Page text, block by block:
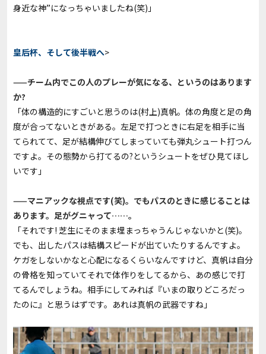
身近な神”になっちゃいましたね(笑)」
皇后杯、そして後半戦へ>
——チーム内でこの人のプレーが気になる、というのはあります
か?
「体の構造的にすごいと思うのは(村上)真帆。体の角度と足の角
度が合ってないときがある。左足で打つときに右足を相手に当
てられてて、足が結構伸びてしまっていても弾丸シュート打つん
ですよ。その態勢から打てるの?というシュートをぜひ見てほし
いです」
——マニアックな視点です(笑)。でもパスのときに感じることは
あります。足がグニャって……。
「それです! 芝生にそのまま埋まっちゃうんじゃないかと(笑)。
でも、出したパスは結構スピードが出ていたりするんですよ。
ケガをしないかなと心配になるくらいなんですけど、真帆は自分
の骨格を知っていてそれで体作りをしてるから、あの感じで打
てるんでしょうね。相手にしてみれば『いまの取りどころだっ
たのに』と思うはずです。あれは真帆の武器ですね」